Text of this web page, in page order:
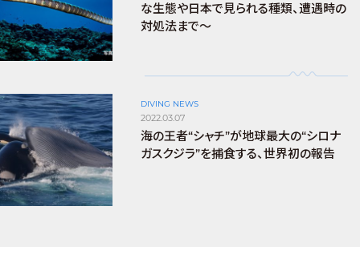
な生態や日本で見られる種類、遭遇時の
対処法まで～
DIVING NEWS
2022.03.07
海の王者“シャチ”が地球最大の“シロナ
ガスクジラ”を捕食する、世界初の報告